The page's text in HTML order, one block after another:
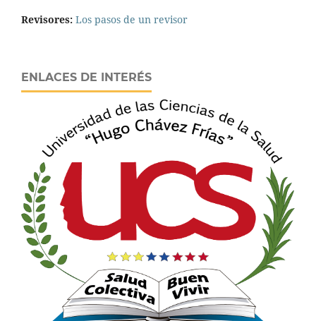
Revisores: Los pasos de un revisor
ENLACES DE INTERÉS